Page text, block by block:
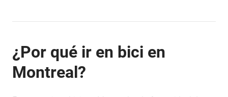
¿Por qué ir en bici en
Montreal?